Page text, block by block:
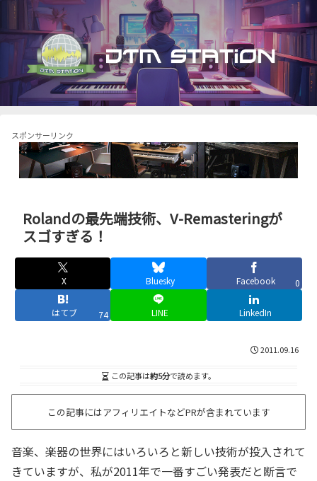
スポンサーリンク
Rolandの最先端技術、V-Remasteringが
スゴすぎる！
X Bluesky Facebook 0
はてブ 74 LINE LinkedIn
2011.09.16
この記事は約5分で読めます。
この記事にはアフィリエイトなどPRが含まれています
音楽、楽器の世界にはいろいろと新しい技術が投入されて
きていますが、私が2011年で一番すごい発表だと断言で